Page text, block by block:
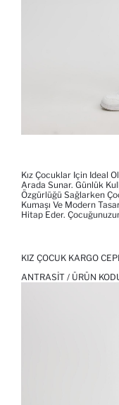
Kız Çocuklar Için Ideal
Arada Sunar. Günlük
Özgürlüğü Sağlarken
Kumaşı Ve Modern
Hitap Eder.
KIZ ÇOCUK KARGO
ANTRASIT / ÜRÜN